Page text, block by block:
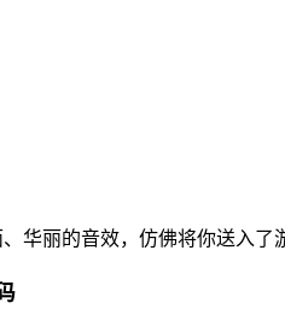
华丽的音效，仿佛将你送入